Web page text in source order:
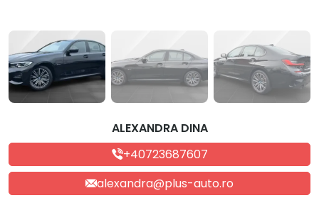
ALEXANDRA DINA
+40723687607
alexandra@plus-auto.ro